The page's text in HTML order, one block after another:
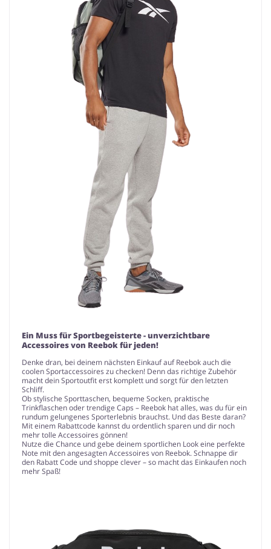
Ein Muss für Sportbegeisterte - unverzichtbare
Accessoires von Reebok für jeden!
Denke dran, bei deinem nächsten Einkauf auf Reebok auch die
coolen Sportaccessoires zu checken! Denn das richtige Zubehör
macht dein Sportoutfit erst komplett und sorgt für den letzten
Schliff.
Ob stylische Sporttaschen, bequeme Socken, praktische
Trinkflaschen oder trendige Caps – Reebok hat alles, was du für ein
rundum gelungenes Sporterlebnis brauchst. Und das Beste daran?
Mit einem Rabattcode kannst du ordentlich sparen und dir noch
mehr tolle Accessoires gönnen!
Nutze die Chance und gebe deinem sportlichen Look eine perfekte
Note mit den angesagten Accessoires von Reebok. Schnappe dir
den Rabatt Code und shoppe clever – so macht das Einkaufen noch
mehr Spaß!